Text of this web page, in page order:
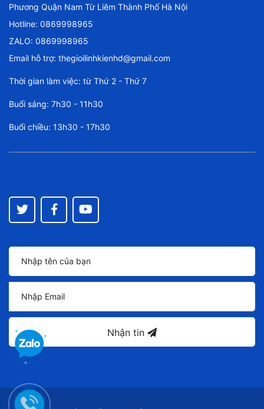
Phương Quận Nam Từ Liêm Thành Phố Hà Nội
Hotline: 0869998965
ZALO: 0869998965
Email hỗ trợ: thegioilinhkienhd@gmail.com
Thời gian làm việc: từ Thứ 2 - Thứ 7
Buổi sáng: 7h30 - 11h30
Buổi chiều: 13h30 - 17h30
Nhận tin